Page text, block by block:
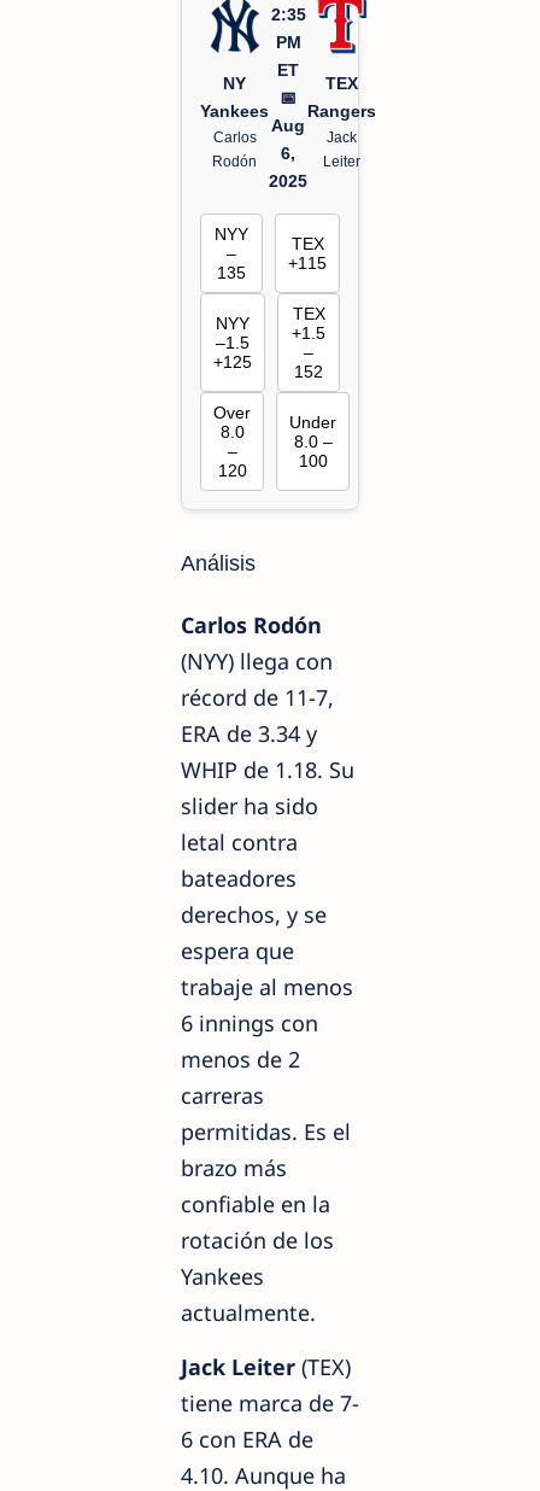
NY
Yankees
Carlos
Rodón
2:35
PM
ET
📅
Aug
6,
2025
TEX
Rangers
Jack
Leiter
NYY
–
135
TEX
+115
NYY
–1.5
+125
TEX
+1.5
–
152
Over
8.0
–
120
Under
8.0 –
100
Análisis
Carlos Rodón
(NYY) llega con
récord de 11-7,
ERA de 3.34 y
WHIP de 1.18. Su
slider ha sido
letal contra
bateadores
derechos, y se
espera que
trabaje al menos
6 innings con
menos de 2
carreras
permitidas. Es el
brazo más
confiable en la
rotación de los
Yankees
actualmente.
Jack Leiter (TEX)
tiene marca de 7-
6 con ERA de
4.10. Aunque ha